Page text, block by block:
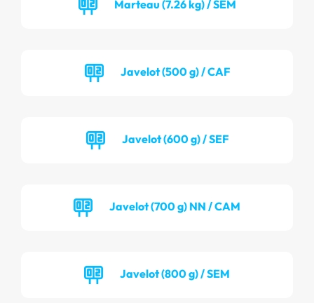
Marteau (7.26 kg) / SEM
Javelot (500 g) / CAF
Javelot (600 g) / SEF
Javelot (700 g) NN / CAM
Javelot (800 g) / SEM